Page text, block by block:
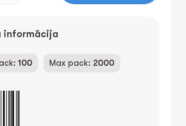
informācija
100 Max pack: 2000